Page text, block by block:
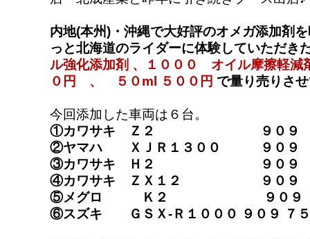
内地(本州)・沖縄で大好評のオメガ添加剤
っと北海道のライダーに体験していただき
ル強化添加剤 、１０００ オイル摩擦軽
０円 、 ５０ml ５００円 で量り売りさ
今回添加した車両は６台。
①カワサキ Ｚ２ ９０９ １
②ヤマハ ＸＪＲ１３００ ９０９
③カワサキ Ｈ２ ９０９ １
④カワサキ ＺＸ１２ ９０９ １
⑤メグロ Ｋ２ ９０９ １２
⑥スズキ ＧＳＸ-Ｒ１０００ ９０９ ７